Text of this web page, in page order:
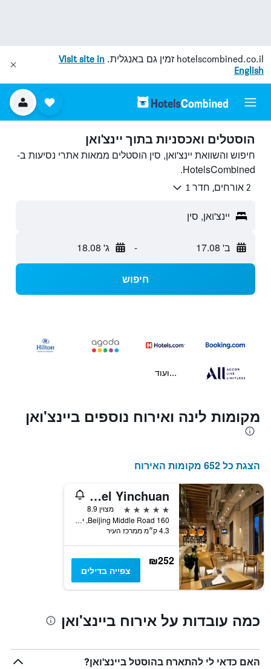
hotelscombined.co.il זמין גם באנגלית. Visit site in
English
הוסטלים ואכסניות בתוך יינצ'ואן
חיפוש והשוואת יינצ'ואן, סין הוסטלים ממאות אתרי נסיעות ב-
HotelsCombined.
2 אורחים, חדר 1
יינצ'ואן, סין
ב' 17.08 - ג' 18.08
חיפוש
...ועוד
מקומות לינה ואירוח נוספים ביינצ'ואן
הצגת כל 652 מקומות האירוח
Kempinski Hotel Yinchuan
5 כוכבים
מצוין 8.9
160 Beijing Middle Road, יינצ'ואן, סין
4.3 ק״מ ממרכז העיר
₪252
צפייה בדילים
כמה עובדות על אירוח ביינצ'ואן
האם כדאי לי להתארח בהוסטל ביינצ'ואן?